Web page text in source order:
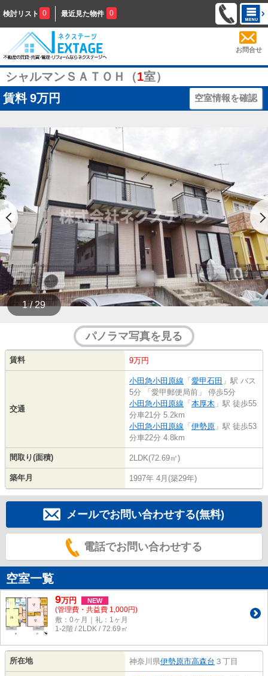
検討リスト 0 最近見た物件 0
お問合せ
シャルマンＳＡＴＯＨ（1室）
賃料 9万円 空室情報を確認
1 / 29
パノラマ写真を見る
賃料 9万円
交通
小田急小田原線 「 愛甲石田 」駅 バス
5分 「愛甲郵便局前」 停歩5分
小田急小田原線 「 本厚木 」駅 徒歩55
分車21分 5.2km
小田急小田原線 「 伊勢原 」駅 徒歩53
分車22分 4.8km
間取り(面積) 2LDK(72.69㎡)
築年月 1997年 4月(築29年)
メールでお問い合わせする(無料)
電話でお問い合わせする
空室一覧
9万円 NEW
(管理費・共益費 1,000円)
敷：0ヶ月｜礼：1ヶ月
1-2階 / 2LDK / 72.69㎡
所在地 神奈川県伊勢原市高森台 ３丁目